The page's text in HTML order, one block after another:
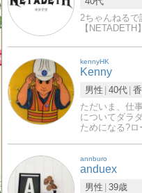
2ちゃんねる
【
kennyHK
Kenny
男性 40代
ただいま、仕
についてダラ
ためになる?ロ
annburo
anduex
男性 39歳